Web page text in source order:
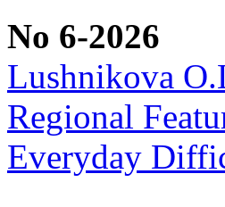
No 6-2026
Lushnikova
Regional
Everyday